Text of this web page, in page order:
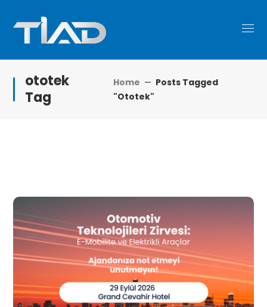
ototek
Tag
Home
Posts Tagged
"ototek"